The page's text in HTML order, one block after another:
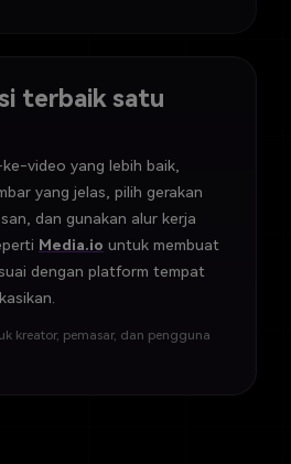
terbaik satu
video yang lebih baik,
yang jelas, pilih gerakan
dan gunakan alur kerja
Media.io untuk membuat
dengan platform tempat
kreator, pemasar, dan pengguna